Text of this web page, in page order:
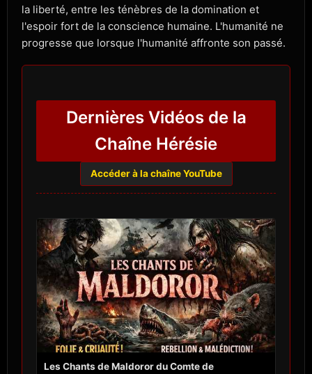
la liberté, entre les ténèbres de la domination et
l'espoir fort de la conscience humaine. L'humanité ne
progresse que lorsque l'humanité affronte son passé.
Dernières Vidéos de la
Chaîne Hérésie
Accéder à la chaîne YouTube
Les Chants de Maldoror du Comte de